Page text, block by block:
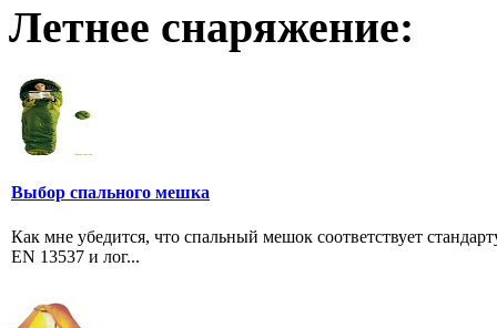
Летнее снаряжение:
Выбор спального мешка
Как мне убедится, что спальный мешок соответствует
EN 13537 и лог...